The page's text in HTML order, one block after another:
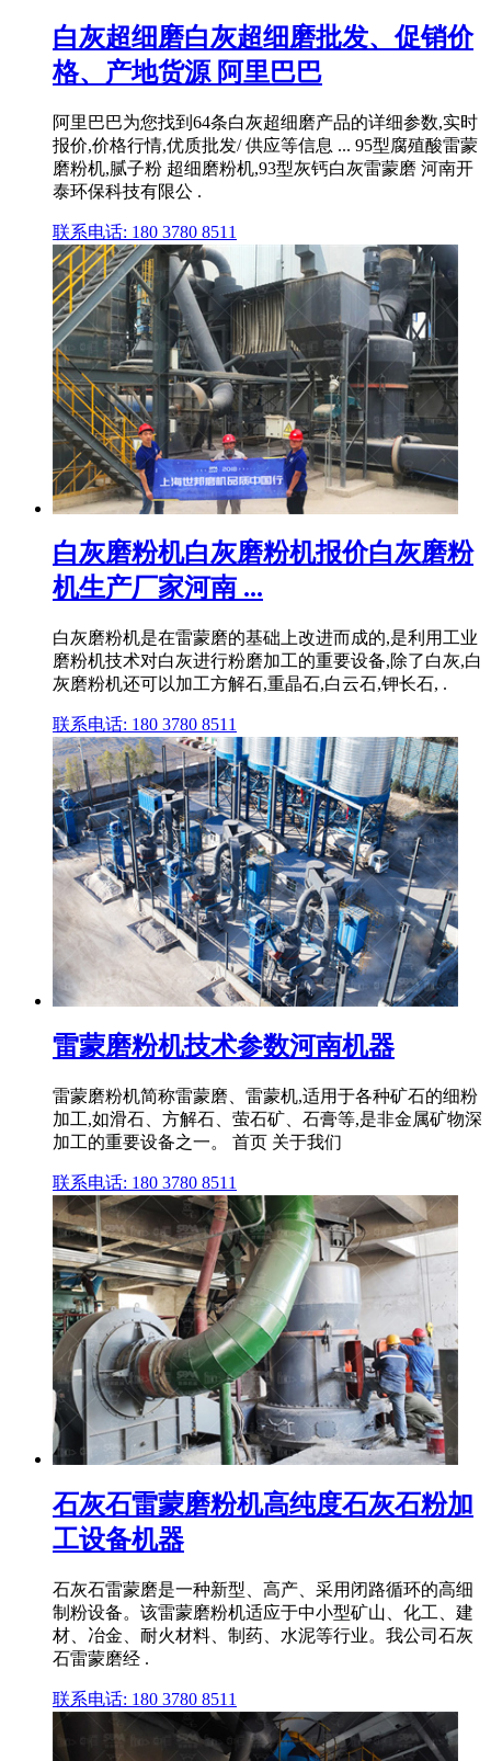
白灰超细磨白灰超细磨批发、促销价
格、产地货源 阿里巴巴
阿里巴巴为您找到64条白灰超细磨产品的详细参数,实时
报价,价格行情,优质批发/ 供应等信息 ... 95型腐殖酸雷蒙
磨粉机,腻子粉 超细磨粉机,93型灰钙白灰雷蒙磨 河南开
泰环保科技有限公 .
联系电话: 180 3780 8511
白灰磨粉机白灰磨粉机报价白灰磨粉
机生产厂家河南 ...
白灰磨粉机是在雷蒙磨的基础上改进而成的,是利用工业
磨粉机技术对白灰进行粉磨加工的重要设备,除了白灰,白
灰磨粉机还可以加工方解石,重晶石,白云石,钾长石, .
联系电话: 180 3780 8511
雷蒙磨粉机技术参数河南机器
雷蒙磨粉机简称雷蒙磨、雷蒙机,适用于各种矿石的细粉
加工,如滑石、方解石、萤石矿、石膏等,是非金属矿物深
加工的重要设备之一。 首页 关于我们
联系电话: 180 3780 8511
石灰石雷蒙磨粉机高纯度石灰石粉加
工设备机器
石灰石雷蒙磨是一种新型、高产、采用闭路循环的高细
制粉设备。该雷蒙磨粉机适应于中小型矿山、化工、建
材、冶金、耐火材料、制药、水泥等行业。我公司石灰
石雷蒙磨经 .
联系电话: 180 3780 8511